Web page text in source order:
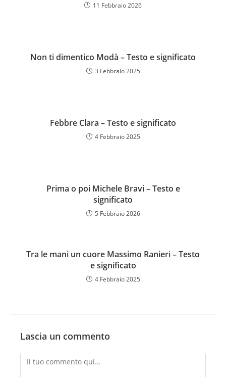
11 Febbraio 2026
Non ti dimentico Modà – Testo e significato
3 Febbraio 2025
Febbre Clara – Testo e significato
4 Febbraio 2025
Prima o poi Michele Bravi – Testo e
significato
5 Febbraio 2026
Tra le mani un cuore Massimo Ranieri – Testo
e significato
4 Febbraio 2025
Lascia un commento